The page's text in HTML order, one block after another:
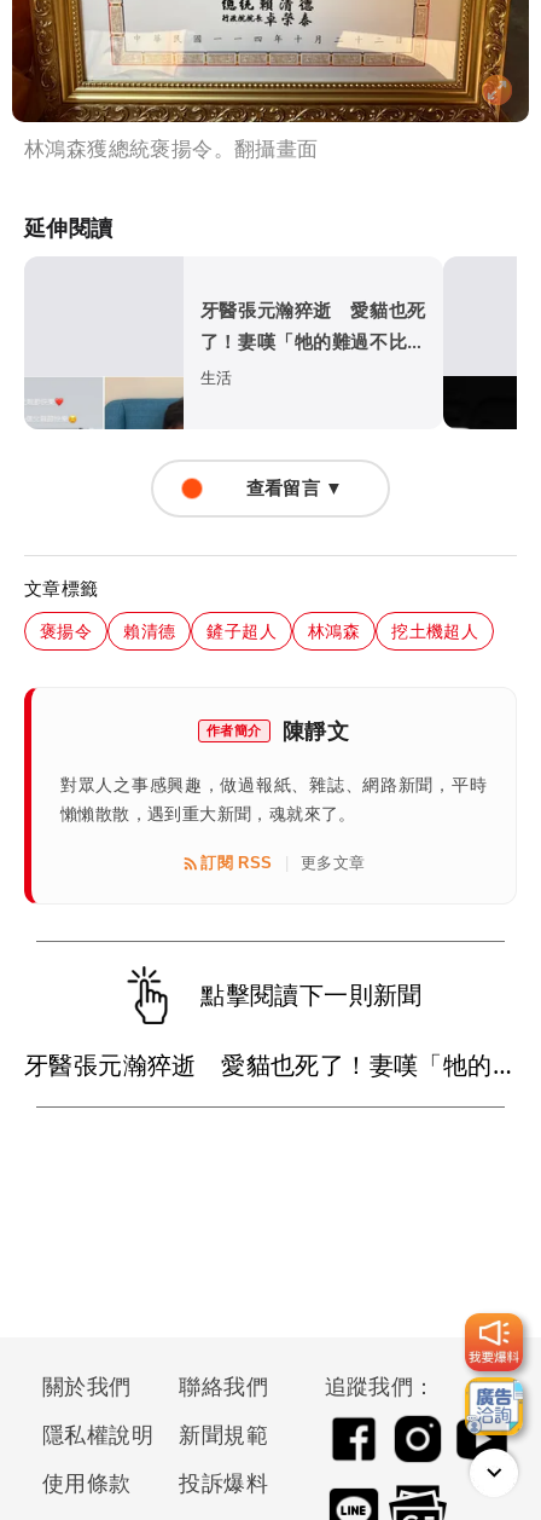
林鴻森獲總統褒揚令。翻攝畫面
延伸閱讀
牙醫張元瀚猝逝 愛貓也死
了！妻嘆「牠的難過不比我
們少」
生活
查看留言 ▼
文章標籤
褒揚令 賴清德 鏟子超人 林鴻森 挖土機超人
作者簡介 陳靜文
對眾人之事感興趣，做過報紙、雜誌、網路新聞，平時
懶懶散散，遇到重大新聞，魂就來了。
訂閱 RSS 更多文章
點擊閱讀下一則新聞
牙醫張元瀚猝逝 愛貓也死了！妻嘆「牠的難過不比我們少」
關於我們
聯絡我們
隱私權說明
新聞規範
使用條款
投訴爆料
追蹤我們：